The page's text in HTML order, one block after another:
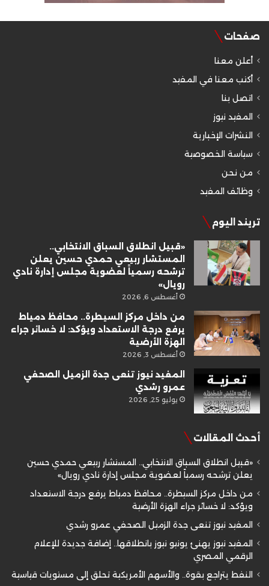
صفحات
أعلن معنا
أكتب معنا في المفيد
اتصل بنا
المفيد نيوز
النشرات الإخبارية
سياسة الخصوصية
من نحن
وظائف المفيد
تريند اليوم
«قبيل انطلاق السباق الانتخابي..
المستشار ربيعي حمدي حسين يعلن
ترشحه رسمياً لعضوية مجلس إدارة نادي
رويال»
أغسطس 6, 2026
من داخل مركز السيطرة.. محافظ دمياط
يرفع درجة الاستعداد ويؤكد: لا خسائر جراء
الهزة الأرضية
أغسطس 3, 2026
المفيد نيوز تنعى جدة الزميل الصحفي
عمرو رشدي
يوليو 25, 2026
أحدث المقالات
«قبيل انطلاق السباق الانتخابي.. المستشار ربيعي حمدي حسين
يعلن ترشحه رسمياً لعضوية مجلس إدارة نادي رويال»
من داخل مركز السيطرة.. محافظ دمياط يرفع درجة الاستعداد
ويؤكد: لا خسائر جراء الهزة الأرضية
المفيد نيوز تنعى جدة الزميل الصحفي عمرو رشدي
المفيد نيوز يهنئ يونيو نيوز بانطلاقها.. إضافة جديدة للإعلام
الرقمي المصري
النفط يتراجع بقوة.. والأسهم الأمريكية تحلق إلى مستويات قياسية